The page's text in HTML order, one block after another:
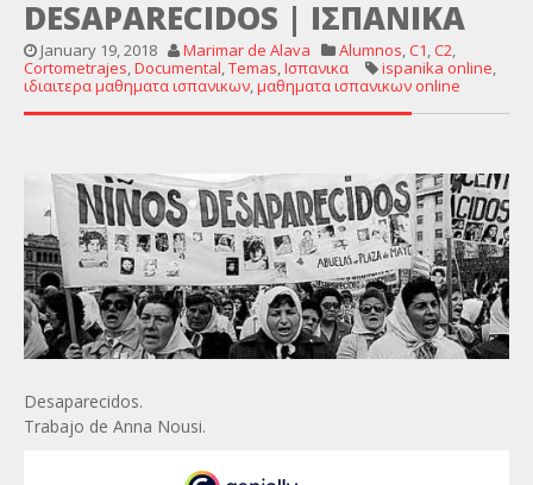
DESAPARECIDOS | ΙΣΠΑΝΙΚΑ
January 19, 2018 Marimar de Alava Alumnos, C1, C2,
Cortometrajes,Documental,Temas,Ισπανικα ispanika online,
ιδιαιτερα μαθηματα ισπανικων,μαθηματα ισπανικων online
Desaparecidos.
Trabajo de Anna Nousi.